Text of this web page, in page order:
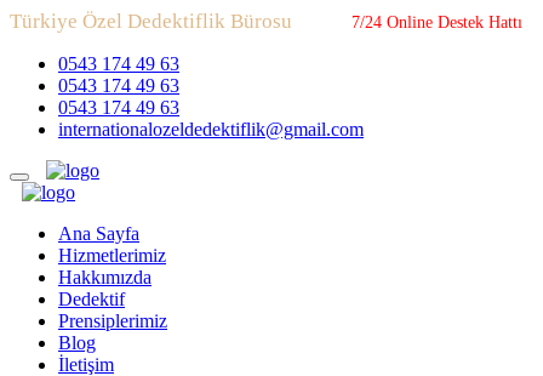
Türkiye Özel Dedektiflik Bürosu 7/24 Online Destek Hattı
0543 174 49 63
0543 174 49 63
0543 174 49 63
internationalozeldedektiflik@gmail.com
Ana Sayfa
Hizmetlerimiz
Hakkımızda
Dedektif
Prensiplerimiz
Blog
İletişim